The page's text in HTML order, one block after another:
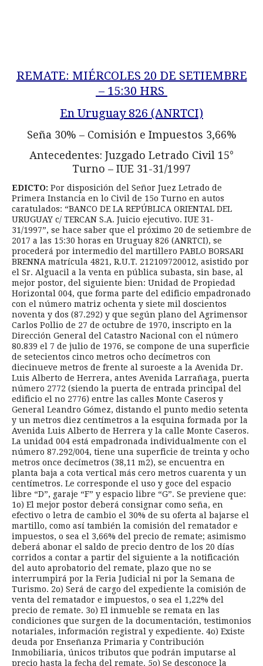
REMATE: MIÉRCOLES 20 DE SETIEMBRE
– 15:30 HRS
En Uruguay 826 (ANRTCI)
Seña 30% – Comisión e Impuestos 3,66%
Antecedentes: Juzgado Letrado Civil 15°
Turno – IUE 31-31/1997
EDICTO: Por disposición del Señor Juez Letrado de
Primera Instancia en lo Civil de 15o Turno en autos
caratulados: “BANCO DE LA REPÚBLICA ORIENTAL DEL
URUGUAY c/ TERCAN S.A. Juicio ejecutivo. IUE 31-
31/1997”, se hace saber que el próximo 20 de setiembre de
2017 a las 15:30 horas en Uruguay 826 (ANRTCI), se
procederá por intermedio del martillero PABLO BORSARI
BRENNA matrícula 4821, R.U.T. 212109720012, asistido por
el Sr. Alguacil a la venta en pública subasta, sin base, al
mejor postor, del siguiente bien: Unidad de Propiedad
Horizontal 004, que forma parte del edificio empadronado
con el número matriz ochenta y siete mil doscientos
noventa y dos (87.292) y que según plano del Agrimensor
Carlos Pollio de 27 de octubre de 1970, inscripto en la
Dirección General del Catastro Nacional con el número
80.839 el 7 de julio de 1976, se compone de una superficie
de setecientos cinco metros ocho decímetros con
diecinueve metros de frente al suroeste a la Avenida Dr.
Luis Alberto de Herrera, antes Avenida Larrañaga, puerta
número 2772 (siendo la puerta de entrada principal del
edificio el no 2776) entre las calles Monte Caseros y
General Leandro Gómez, distando el punto medio setenta
y un metros diez centímetros a la esquina formada por la
Avenida Luis Alberto de Herrera y la calle Monte Caseros.
La unidad 004 está empadronada individualmente con el
número 87.292/004, tiene una superficie de treinta y ocho
metros once decímetros (38,11 m2), se encuentra en
planta baja a cota vertical más cero metros cuarenta y un
centímetros. Le corresponde el uso y goce del espacio
libre “D”, garaje “F” y espacio libre “G”. Se previene que:
1o) El mejor postor deberá consignar como seña, en
efectivo o letra de cambio el 30% de su oferta al bajarse el
martillo, como así también la comisión del rematador e
impuestos, o sea el 3,66% del precio de remate; asimismo
deberá abonar el saldo de precio dentro de los 20 días
corridos a contar a partir del siguiente a la notificación
del auto aprobatorio del remate, plazo que no se
interrumpirá por la Feria Judicial ni por la Semana de
Turismo. 2o) Será de cargo del expediente la comisión de
venta del rematador e impuestos, o sea el 1,22% del
precio de remate. 3o) El inmueble se remata en las
condiciones que surgen de la documentación, testimonios
notariales, información registral y expediente. 4o) Existe
deuda por Enseñanza Primaria y Contribución
Inmobiliaria, únicos tributos que podrán imputarse al
precio hasta la fecha del remate. 5o) Se desconoce la